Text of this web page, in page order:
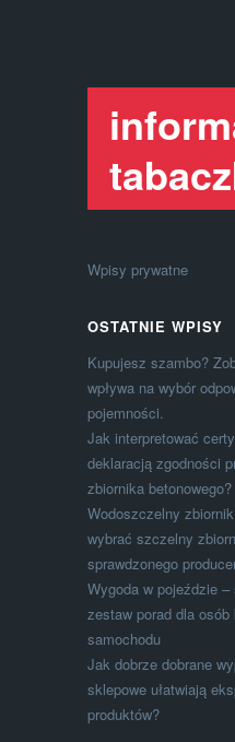
Wpisy prywatne
OSTATNIE WPISY
Kupujesz szambo?
wpływa na wybór
pojemności.
Jak interpretować
deklaracją zgodności
zbiornika betonowego?
Wodoszczelny
wybrać szczelny
sprawdzonego
Wygoda w pojeździe –
zestaw porad dla
samochodu
Jak dobrze dobrane
sklepowe ułatwiają
produktów?